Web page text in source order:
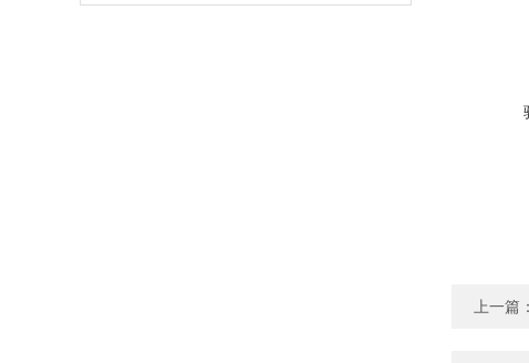
上一篇：